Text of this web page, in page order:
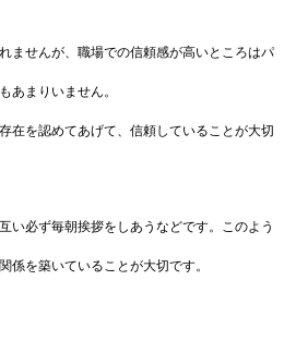
ませんが、職場での信頼感が高いところはパ
あまりいません。
在を認めてあげて、信頼していることが大切
い必ず毎朝挨拶をしあうなどです。このよう
係を築いていることが大切です。